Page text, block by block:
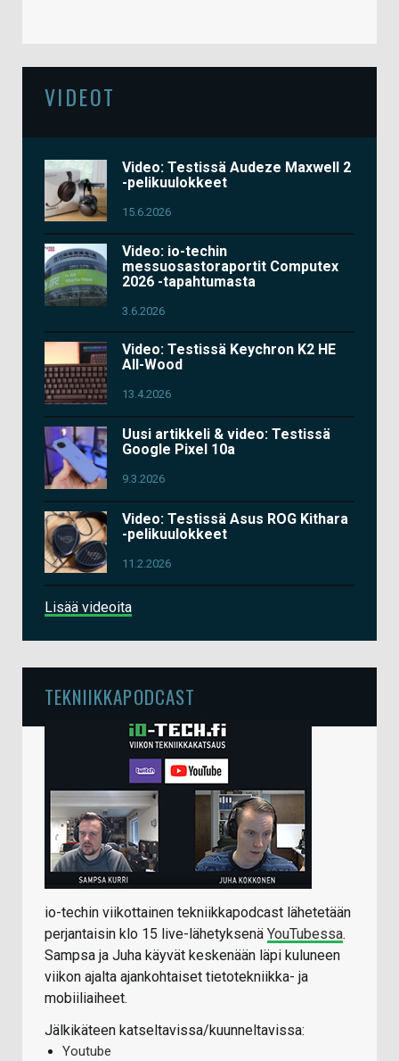
VIDEOT
Video: Testissä Audeze Maxwell 2
-pelikuulokkeet
15.6.2026
Video: io-techin
messuosastoraportit Computex
2026 -tapahtumasta
3.6.2026
Video: Testissä Keychron K2 HE
All-Wood
13.4.2026
Uusi artikkeli & video: Testissä
Google Pixel 10a
9.3.2026
Video: Testissä Asus ROG Kithara
-pelikuulokkeet
11.2.2026
Lisää videoita
TEKNIIKKAPODCAST
io-techin viikottainen tekniikkapodcast lähetetään
perjantaisin klo 15 live-lähetyksenä YouTubessa.
Sampsa ja Juha käyvät keskenään läpi kuluneen
viikon ajalta ajankohtaiset tietotekniikka- ja
mobiiliaiheet.
Jälkikäteen katseltavissa/kuunneltavissa:
Youtube